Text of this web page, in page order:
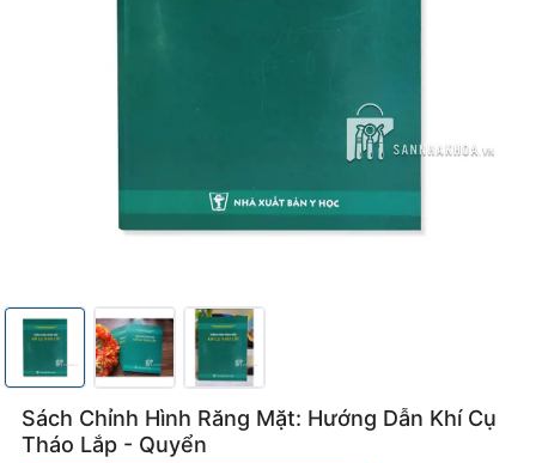
Lâm
Sàng
Sách Chỉnh Hình Răng Mặt: Hướng Dẫn Khí Cụ
Tháo Lắp - Quyển